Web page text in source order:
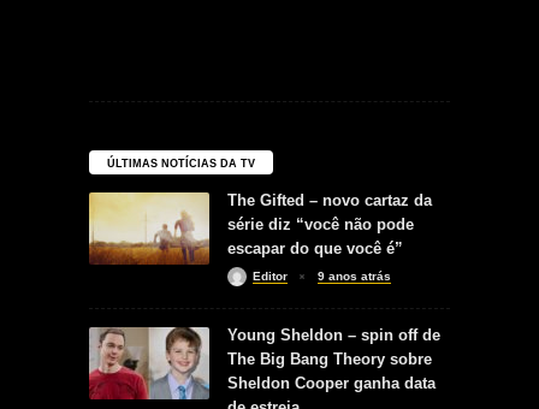
ÚLTIMAS NOTÍCIAS DA TV
The Gifted – novo cartaz da
série diz “você não pode
escapar do que você é”
Editor 9 anos atrás
Young Sheldon – spin off de
The Big Bang Theory sobre
Sheldon Cooper ganha data